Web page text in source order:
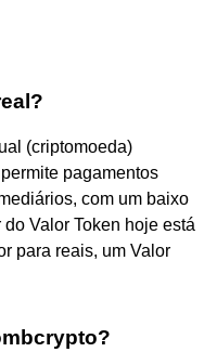
(criptomoeda)
pagamentos
com um baixo
Valor Token hoje está
para reais, um Valor